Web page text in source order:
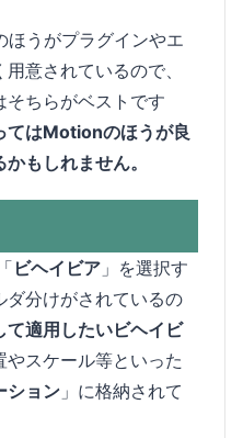
うがプラグインやエ
意されているので、
ちらがベストです
てはMotionのほうが良
もしれません。
ビヘイビア 」を選択す
ダ分けがされているの
て適用したいビヘイビ
やスケール等といった
ション 」に格納されて